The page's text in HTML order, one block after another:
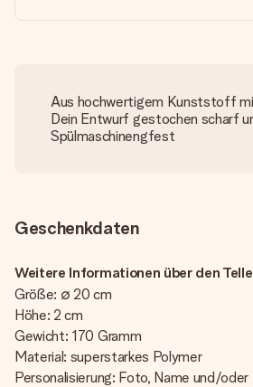
Aus hochwertigem Kunststoff
Dein Entwurf gestochen scharf
Spülmaschinengfest
Geschenkdaten
Weitere Informationen über den
Größe: ∅ 20 cm
Höhe: 2 cm
Gewicht: 170 Gramm
Material: superstarkes Polymer
Personalisierung: Foto, Name und/oder